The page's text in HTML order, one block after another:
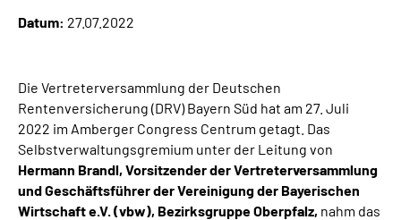
Suche
Mein Kundenportal
Datum: 27.07.2022
Die Vertreterversammlung der Deutschen
Rentenversicherung (DRV) Bayern Süd hat am 27. Juli
2022 im Amberger Congress Centrum getagt. Das
Selbstverwaltungsgremium unter der Leitung von
Hermann Brandl, Vorsitzender der Vertreterversammlung
und Geschäftsführer der Vereinigung der Bayerischen
Wirtschaft e.V. (vbw), Bezirksgruppe Oberpfalz, nahm das